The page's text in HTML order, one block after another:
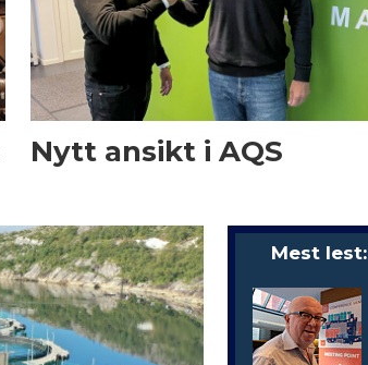
Nytt ansikt i AQS
Mest lest: